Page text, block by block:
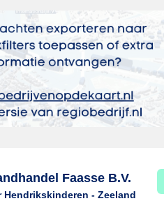
Faasse B.V.
Hendrikskinderen - Zeeland